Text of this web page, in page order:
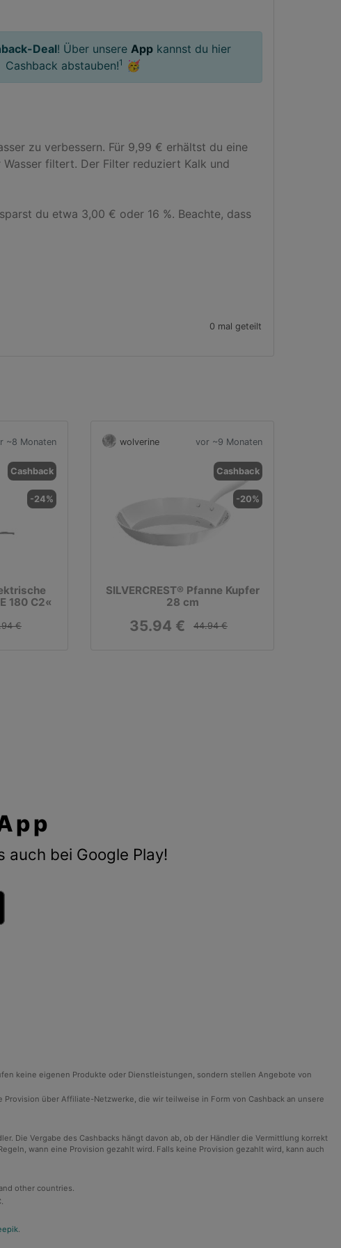
Deal! Über unsere App kannst du hier
Cashback abstauben!1 🥳
zu verbessern. Für 9,99 € erhältst du eine
filtert. Der Filter reduziert Kalk und
du etwa 3,00 € oder 16 %. Beachte, dass
0 mal geteilt
~8 Monaten
Cashback
-24%
180 C2«
€
wolverine vor ~9 Monaten
Cashback
-20%
SILVERCREST® Pfanne Kupfer
28 cm
35.94 € 44.94 €
auch bei Google Play!
keine eigenen Produkte oder Dienstleistungen, sondern stellen Angebote von
über Affiliate-Netzwerke, die wir teilweise in Form von Cashback an unsere
Die Vergabe des Cashbacks hängt davon ab, ob der Händler die Vermittlung korrekt
wann eine Provision gezahlt wird. Falls keine Provision gezahlt wird, kann auch
other countries.
.